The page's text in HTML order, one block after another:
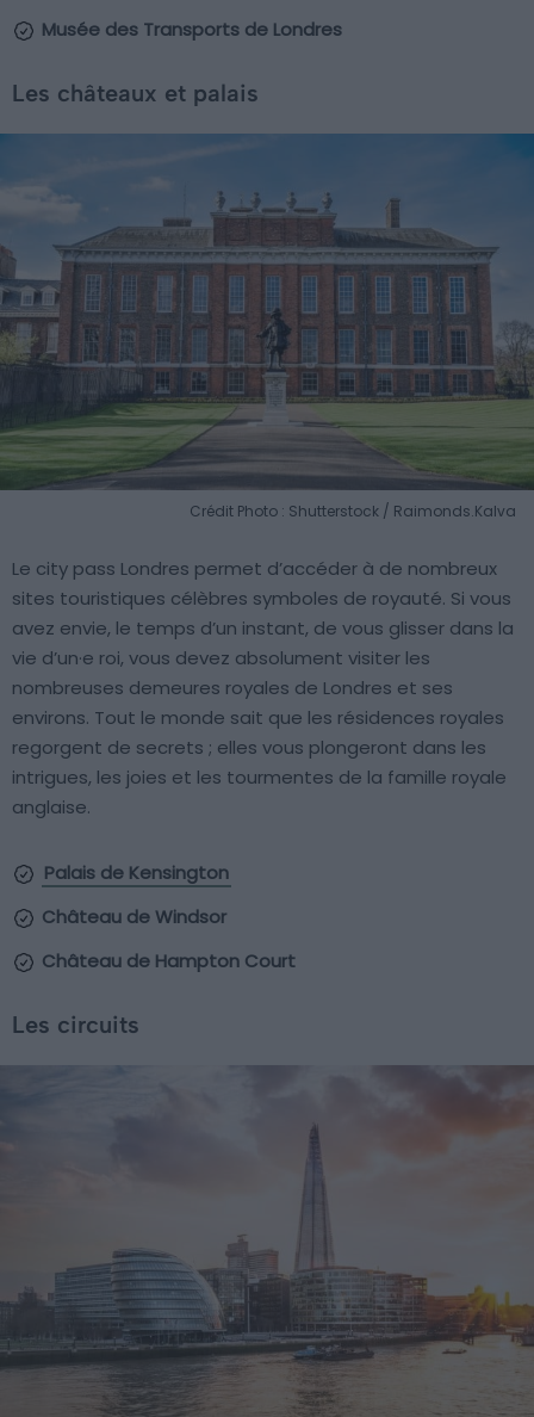
Musée des Transports de Londres
Les châteaux et palais
Crédit Photo : Shutterstock / Raimonds.Kalva
Le city pass Londres permet d’accéder à de nombreux
sites touristiques célèbres symboles de royauté. Si vous
avez envie, le temps d’un instant, de vous glisser dans la
vie d’un·e roi, vous devez absolument visiter les
nombreuses demeures royales de Londres et ses
environs. Tout le monde sait que les résidences royales
regorgent de secrets ; elles vous plongeront dans les
intrigues, les joies et les tourmentes de la famille royale
anglaise.
Palais de Kensington
Château de Windsor
Château de Hampton Court
Les circuits